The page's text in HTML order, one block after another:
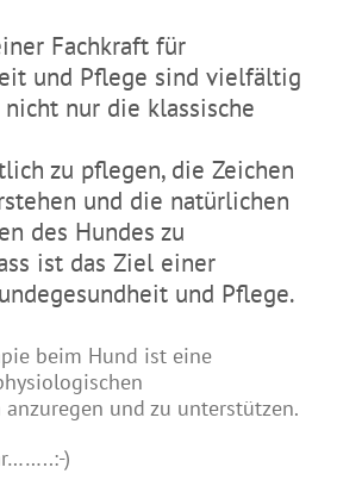
Fachkraft für
und Pflege sind vielfältig
nur die klassische
zu pflegen, die Zeichen
und die natürlichen
des Hundes zu
ist das Ziel einer
und Pflege.
beim Hund ist eine
und zu unterstützen.
)